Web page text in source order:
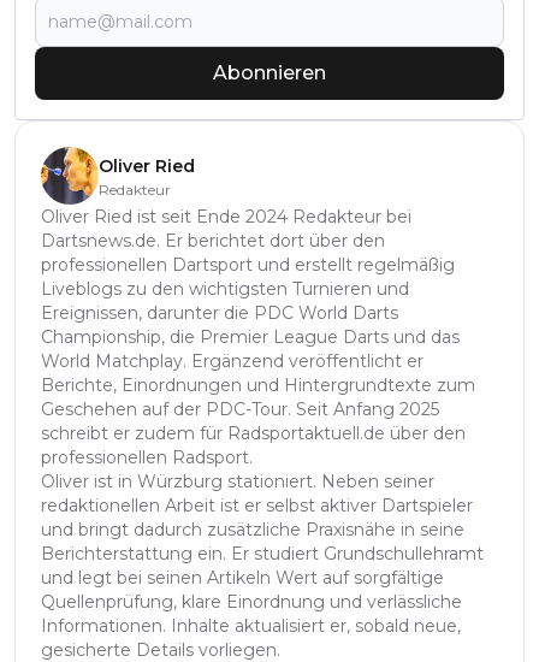
Abonnieren
Oliver Ried
Redakteur
Oliver Ried ist seit Ende 2024 Redakteur bei
Dartsnews.de. Er berichtet dort über den
professionellen Dartsport und erstellt regelmäßig
Liveblogs zu den wichtigsten Turnieren und
Ereignissen, darunter die PDC World Darts
Championship, die Premier League Darts und das
World Matchplay. Ergänzend veröffentlicht er
Berichte, Einordnungen und Hintergrundtexte zum
Geschehen auf der PDC-Tour. Seit Anfang 2025
schreibt er zudem für Radsportaktuell.de über den
professionellen Radsport.
Oliver ist in Würzburg stationiert. Neben seiner
redaktionellen Arbeit ist er selbst aktiver Dartspieler
und bringt dadurch zusätzliche Praxisnähe in seine
Berichterstattung ein. Er studiert Grundschullehramt
und legt bei seinen Artikeln Wert auf sorgfältige
Quellenprüfung, klare Einordnung und verlässliche
Informationen. Inhalte aktualisiert er, sobald neue,
gesicherte Details vorliegen.